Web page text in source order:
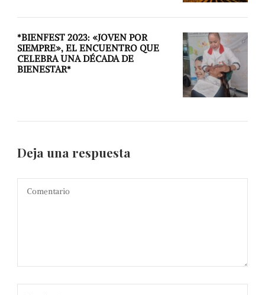
*BIENFEST 2023: «JOVEN POR
SIEMPRE», EL ENCUENTRO QUE
CELEBRA UNA DÉCADA DE
BIENESTAR*
Deja una respuesta